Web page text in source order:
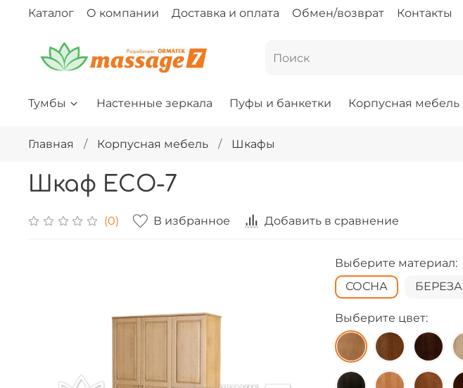
Каталог О компании Доставка и оплата Обмен/возврат Контакты
Тумбы Настенные зеркала Пуфы и банкетки Корпусная мебель
Главная Корпусная мебель Шкафы
Шкаф ECO-7
(0) В избранное Добавить в сравнение
Выберите материал:
СОСНА
БЕРЕЗА
Выберите цвет: